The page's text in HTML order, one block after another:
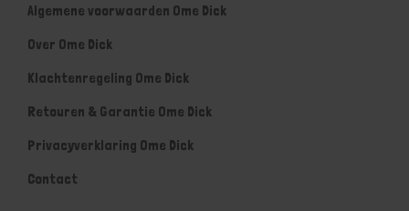
Algemene voorwaarden Ome Dick
Over Ome Dick
Klachtenregeling Ome Dick
Retouren & Garantie Ome Dick
Privacyverklaring Ome Dick
Contact